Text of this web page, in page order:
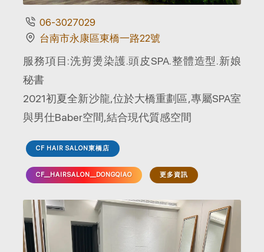
06-3027029
台南市永康區東橋一路22號
服務項目:洗剪燙染護.頭皮SPA.整體造型.新娘
秘書
2021初夏全新沙龍,位於大橋重劃區,專屬SPA室
與男仕Baber空間,結合現代質感空間
CF HAIR SALON東橋店
CF__HAIRSALON__DONGQIAO 更多資訊